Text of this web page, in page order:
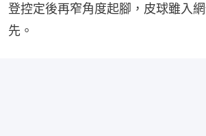
登控定後再窄角度起腳，皮球雖入
先。